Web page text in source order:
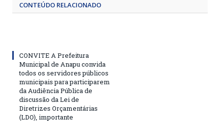
CONTEÚDO RELACIONADO
CONVITE A Prefeitura
Municipal de Anapu convida
todos os servidores públicos
municipais para participarem
da Audiência Pública de
discussão da Lei de
Diretrizes Orçamentárias
(LDO), importante